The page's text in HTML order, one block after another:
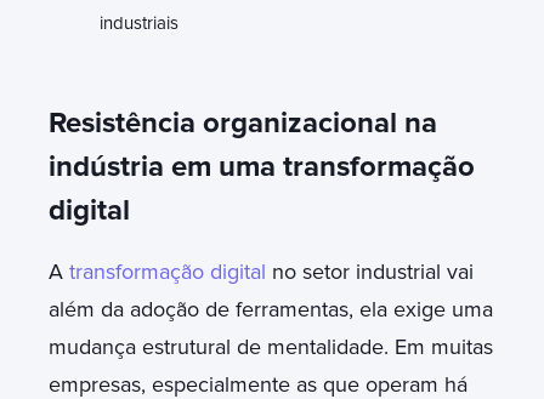
industriais
Resistência organizacional na
indústria em uma transformação
digital
A transformação digital no setor industrial vai
além da adoção de ferramentas, ela exige uma
mudança estrutural de mentalidade. Em muitas
empresas, especialmente as que operam há